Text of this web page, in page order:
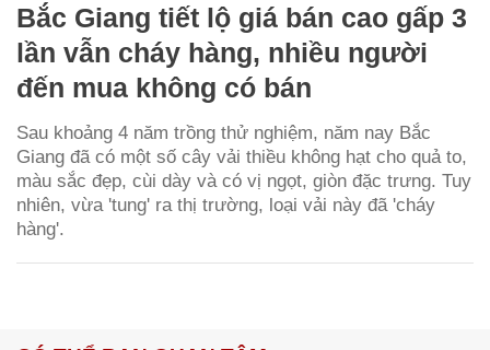
Bắc Giang tiết lộ giá bán cao gấp 3
lần vẫn cháy hàng, nhiều người
đến mua không có bán
Sau khoảng 4 năm trồng thử nghiệm, năm nay Bắc
Giang đã có một số cây vải thiều không hạt cho quả to,
màu sắc đẹp, cùi dày và có vị ngọt, giòn đặc trưng. Tuy
nhiên, vừa 'tung' ra thị trường, loại vải này đã 'cháy
hàng'.